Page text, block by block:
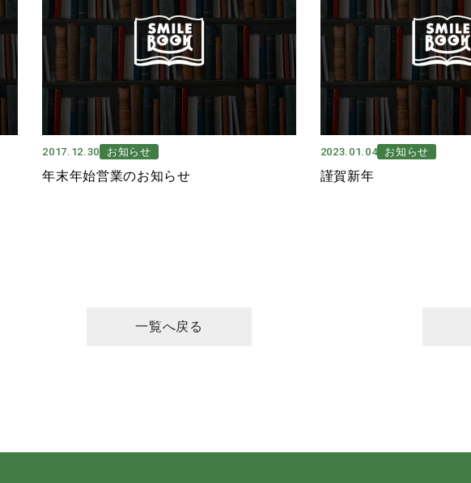
2017.12.30 お知らせ
年末年始営業のお知らせ
2023.01.04 お知らせ
謹賀新年
一覧へ戻る